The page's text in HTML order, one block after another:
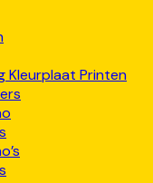
Kleurplaat Printen